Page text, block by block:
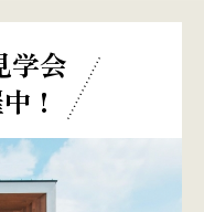
学会
!